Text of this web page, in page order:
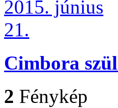
Cimbora
2 Fénykép